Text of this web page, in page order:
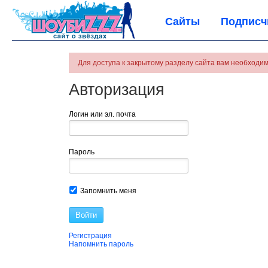
Сайты
Для доступа к закрытому разделу сайта вам
Авторизация
Логин или эл. почта
Пароль
Запомнить меня
Войти
Регистрация
Напомнить пароль